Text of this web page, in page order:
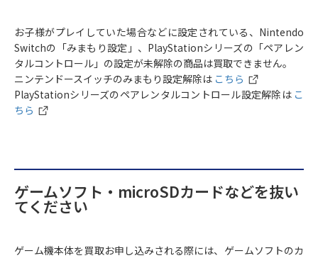
お子様がプレイしていた場合などに設定されている、Nintendo
Switchの「みまもり設定」、PlayStationシリーズの「ペアレン
タルコントロール」の設定が未解除の商品は買取できません。
ニンテンドースイッチのみまもり設定解除は こちら
PlayStationシリーズのペアレンタルコントロール設定解除は こ
ちら
ゲームソフト・microSDカードなどを抜い
てください
ゲーム機本体を買取お申し込みされる際には、ゲームソフトのカ